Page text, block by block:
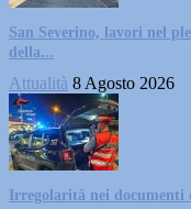
San Severino, lavori nel
della...
Attualità 8 Agosto 2026
Irregolarità nei documenti